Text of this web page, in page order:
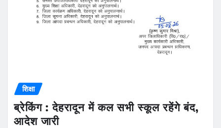
शिक्षा
ब्रेकिंग : देहरादून में कल सभी स्कूल रहेंगे बंद,
आदेश जारी